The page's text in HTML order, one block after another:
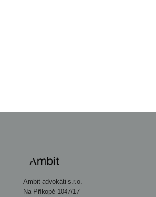
Ambit advokáti s.r.o.
Na Příkopě 1047/17